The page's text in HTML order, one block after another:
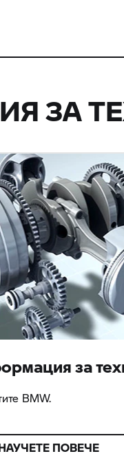
ЗА
за
BMW.
ПОВЕЧЕ